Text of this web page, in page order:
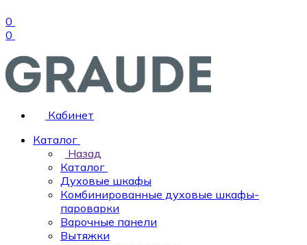
0
0
Кабинет
Каталог
Назад
Каталог
Духовые шкафы
Комбинированные духовые шкафы-
пароварки
Варочные панели
Вытяжки